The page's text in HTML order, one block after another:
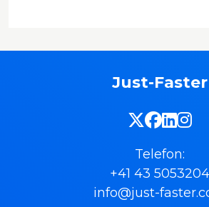
Just-Faster
Telefon:
+41 43 5053204
info@just-